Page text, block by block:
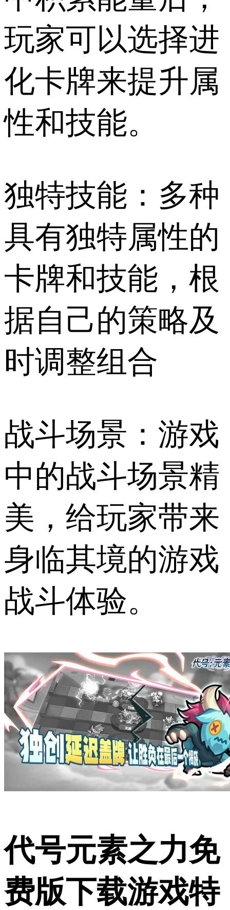
玩家可以选择进
化卡牌来提升属
性和技能。
独特技能：多种
具有独特属性的
卡牌和技能，根
据自己的策略及
时调整组合
战斗场景：游戏
中的战斗场景精
美，给玩家带来
身临其境的游戏
战斗体验。
代号元素之力免
费版下载游戏特